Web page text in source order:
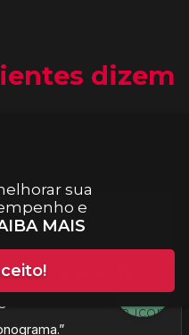
dizem
e cenografia foram
sua
e
MAIS